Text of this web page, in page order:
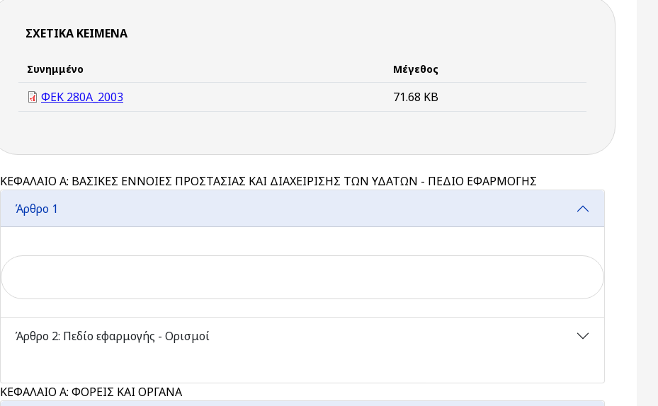
ΣΧΕΤΙΚΆ ΚΕΊΜΕΝΑ
Συνημμένο Μέγεθος
ΦΕΚ 280Α_2003 71.68 KB
ΚΕΦΑΛΑΙΟ Α: ΒΑΣΙΚΕΣ ΕΝΝΟΙΕΣ ΠΡΟΣΤΑΣΙΑΣ ΚΑΙ ΔΙΑΧΕΙΡΙΣΗΣ ΤΩΝ ΥΔΑΤΩΝ - ΠΕΔΙΟ ΕΦΑΡΜΟΓΗΣ
Άρθρο 1
Άρθρο 2: Πεδίο εφαρμογής - Ορισμοί
ΚΕΦΑΛΑΙΟ Α: ΦΟΡΕΙΣ ΚΑΙ ΟΡΓΑΝΑ